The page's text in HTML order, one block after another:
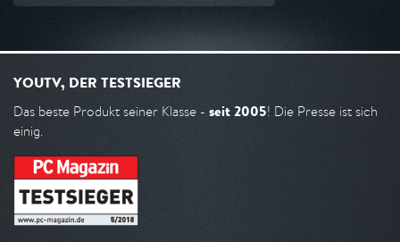
YOUTV, DER TESTSIEGER
Das beste Produkt seiner Klasse - seit 2005! Die Presse ist sich
einig.